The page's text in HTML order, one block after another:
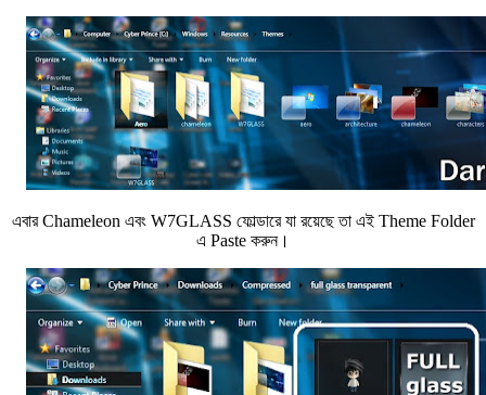
এবার Chameleon এবং W7GLASS ফোল্ডারে যা রয়েছে তা এই Theme Folder
এ Paste করুন।